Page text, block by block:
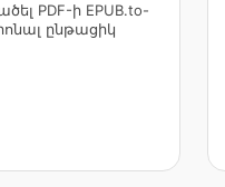
PDF-ի EPUB.to-
ընթացիկ